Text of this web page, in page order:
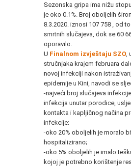
Sezonska gripa ima nižu
je oko 0.1%. Broj oboljelih
8.3.2020. iznosi 107 758 , od
smrtnih slučajeva, dok se 60
oporavilo.
U Finalnom izvještaju SZO
stručnjaka krajem februara
novoj infekciji nakon
epidemije u Kini, navodi se
-najveći broj slučajeva
infekcija unutar porodice,
kontakta i kapljičnog načina
infekcije;
-oko 20% oboljelih je moralo
hospitalizirano;
-oko 5% oboljelih je imalo
kojoj je potrebno korištenje